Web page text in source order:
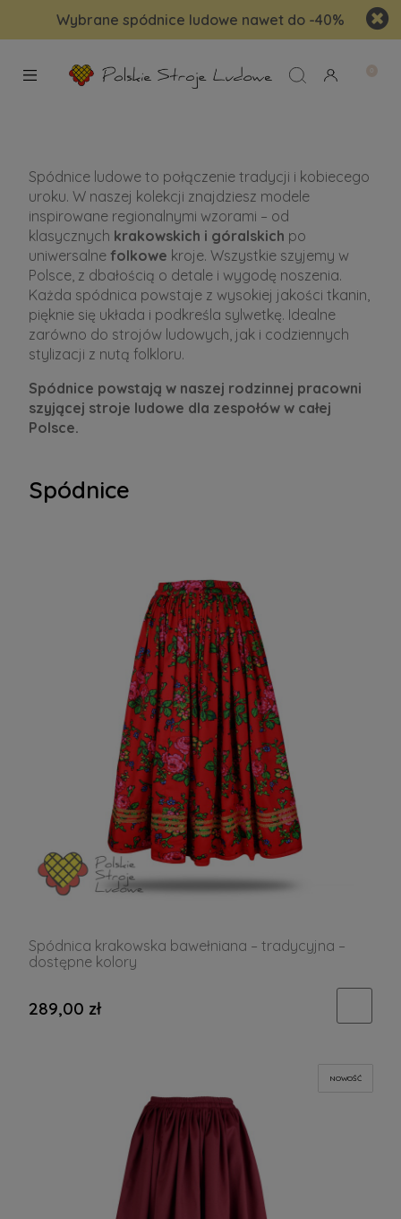
Wybrane spódnice ludowe nawet do -40%
Spódnice ludowe to połączenie tradycji i kobiecego
uroku. W naszej kolekcji znajdziesz modele
inspirowane regionalnymi wzorami – od
klasycznych krakowskich i góralskich po
uniwersalne folkowe kroje. Wszystkie szyjemy w
Polsce, z dbałością o detale i wygodę noszenia.
Każda spódnica powstaje z wysokiej jakości tkanin,
pięknie się układa i podkreśla sylwetkę. Idealne
zarówno do strojów ludowych, jak i codziennych
stylizacji z nutą folkloru.
Spódnice powstają w naszej rodzinnej pracowni
szyjącej stroje ludowe dla zespołów w całej
Polsce.
Spódnice
Spódnica krakowska bawełniana – tradycyjna –
dostępne kolory
289,00 zł
NOWOŚĆ